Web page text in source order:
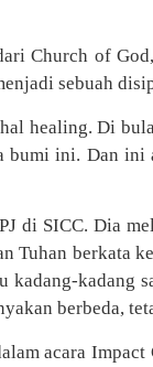
Church of
sebuah
healing. Di
ini. Dan
di SICC. Dia
Tuhan berkata
kadang-kadang
berbeda,
acara